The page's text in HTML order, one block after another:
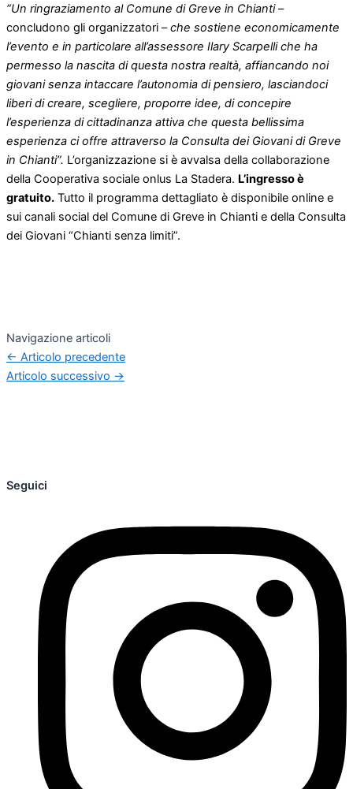
“Un ringraziamento al Comune di Greve in Chianti–
concludono gli organizzatori –che sostiene economicamente
l’evento e in particolare all’assessore Ilary Scarpelli che ha
permesso la nascita di questa nostra realtà, affiancando noi
giovani senza intaccare l’autonomia di pensiero, lasciandoci
liberi di creare, scegliere, proporre idee, di concepire
l’esperienza di cittadinanza attiva che questa bellissima
esperienza ci offre attraverso la Consulta dei Giovani di Greve
in Chianti”. L’organizzazione si è avvalsa della collaborazione
della Cooperativa sociale onlus La Stadera. L’ingresso è
gratuito. Tutto il programma dettagliato è disponibile online e
sui canali social del Comune di Greve in Chianti e della Consulta
dei Giovani “Chianti senza limiti”.
Navigazione articoli
← Articolo precedente
Articolo successivo →
Seguici